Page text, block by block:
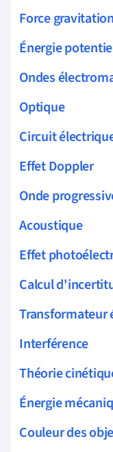
Force
Énergie
Ondes
Optique
Circuit
Effet Doppler
Onde
Acoustique
Effet
Calcul
Transformateur
Interférence
Théorie
Énergie
Couleur des